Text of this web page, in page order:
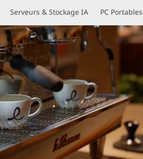
Serveurs & Stockage IA PC